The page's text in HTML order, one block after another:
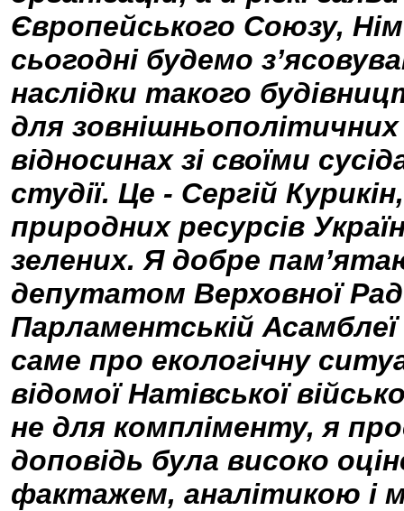
Європейського Союзу,
сьогодні будемо
наслідки такого
для зовнішньополітичних
відносинах зі своїми
студії. Це - Сергій
природних ресурсів
зелених. Я добре
депутатом Верховної
Парламентській
саме про екологічну
відомої Натівської
не для компліменту, я
доповідь була високо
фактажем, аналітикою і